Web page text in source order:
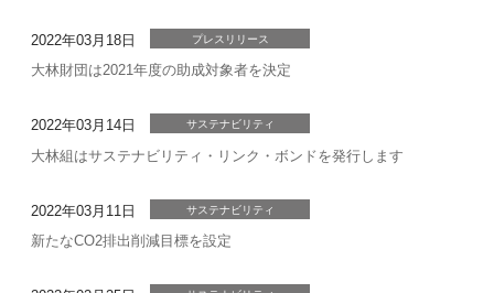
2022年03月18日 プレスリリース
大林財団は2021年度の助成対象者を決定
2022年03月14日 サステナビリティ
大林組はサステナビリティ・リンク・ボンドを発行します
2022年03月11日 サステナビリティ
新たなCO2排出削減目標を設定